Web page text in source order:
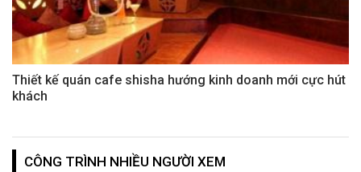
Thiết kế quán cafe shisha hướng kinh doanh mới cực hút
khách
CÔNG TRÌNH NHIỀU NGƯỜI XEM